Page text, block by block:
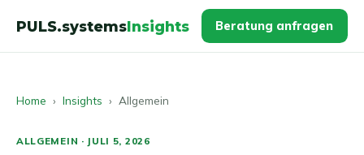
PULS.systemsInsights Beratung anfragen
Home › Insights › Allgemein
ALLGEMEIN · JULI 5, 2026